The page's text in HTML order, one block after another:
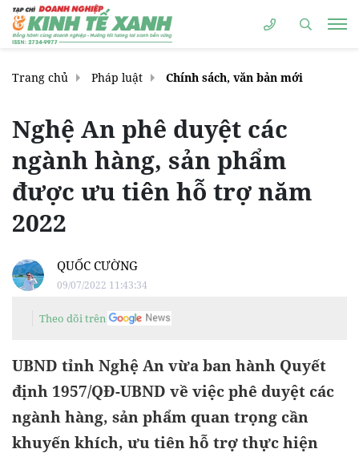
Trang chủ Pháp luật Chính sách, văn bản mới
Nghệ An phê duyệt các
ngành hàng, sản phẩm
được ưu tiên hỗ trợ năm
2022
QUỐC CƯỜNG
09/07/2022 11:43:34
Theo dõi trên
UBND tỉnh Nghệ An vừa ban hành Quyết
định 1957/QĐ-UBND về việc phê duyệt các
ngành hàng, sản phẩm quan trọng cần
khuyến khích, ưu tiên hỗ trợ thực hiện